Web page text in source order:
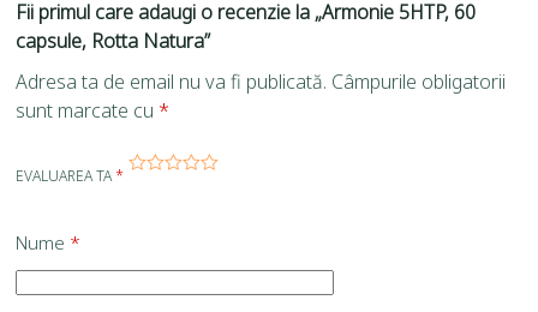
Fii primul care adaugi o recenzie la „Armonie 5HTP, 60
capsule, Rotta Natura”
Adresa ta de email nu va fi publicată. Câmpurile obligatorii
sunt marcate cu *
EVALUAREA TA*
Nume *